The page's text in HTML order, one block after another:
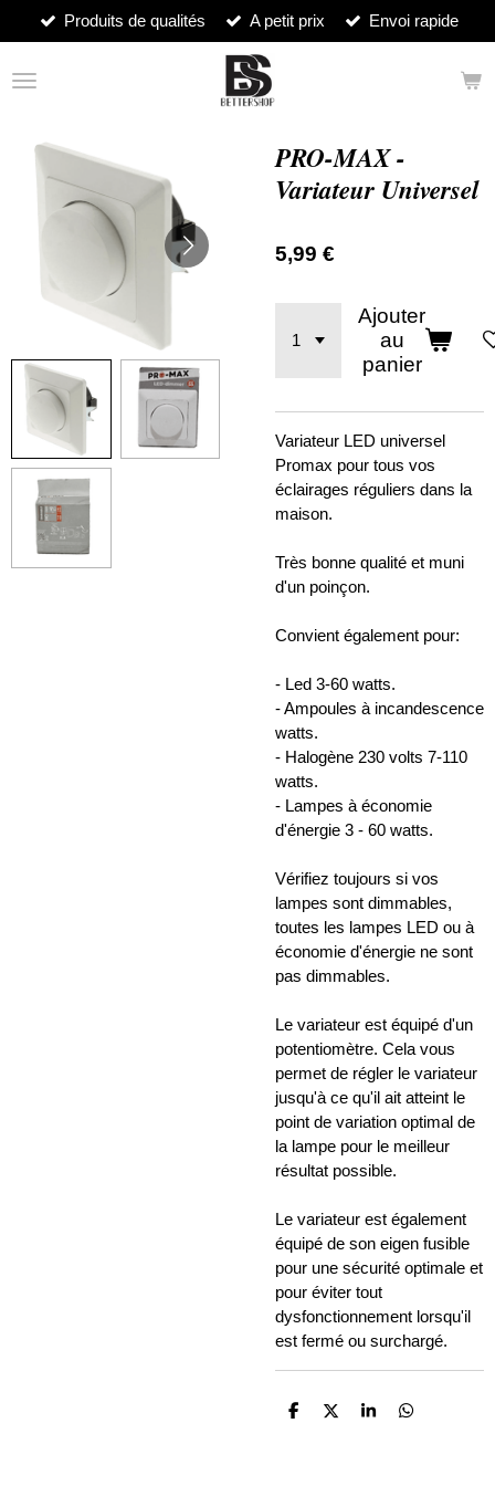
Passer
au
contenu
principal
Produits de qualités A petit prix Envoi rapide
PRO-MAX -
Variateur Universel
5,99 €
Ajouter
au
panier
Variateur LED universel
Promax pour tous vos
éclairages réguliers dans la
maison.
Très bonne qualité et muni
d'un poinçon.
Convient également pour:
- Led 3-60 watts.
- Ampoules à incandescence
watts.
- Halogène 230 volts 7-110
watts.
- Lampes à économie
d'énergie 3 - 60 watts.
Vérifiez toujours si vos
lampes sont dimmables,
toutes les lampes LED ou à
économie d'énergie ne sont
pas dimmables.
Le variateur est équipé d'un
potentiomètre. Cela vous
permet de régler le variateur
jusqu'à ce qu'il ait atteint le
point de variation optimal de
la lampe pour le meilleur
résultat possible.
Le variateur est également
équipé de son eigen fusible
pour une sécurité optimale et
pour éviter tout
dysfonctionnement lorsqu'il
est fermé ou surchargé.
P
P
P
P